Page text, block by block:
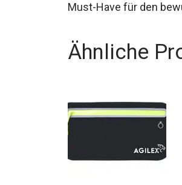
Must-Have für den
Ähnliche